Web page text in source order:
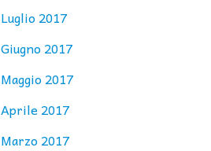
Luglio 2017
Giugno 2017
Maggio 2017
Aprile 2017
Marzo 2017